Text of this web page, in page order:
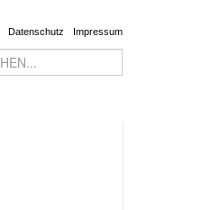
Datenschutz Impressum